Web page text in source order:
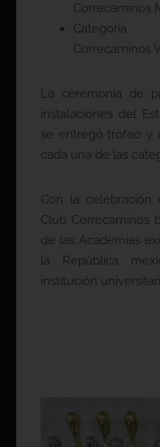
Correcaminos
Categoría
Correcaminos
La ceremonia de
instalaciones del
se entregó trofeo y
cada una de las
Con la
Club Correcaminos
de las Academias
la República
institución